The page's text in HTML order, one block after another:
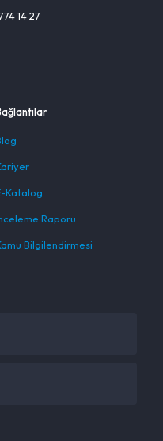
14 27
Katalog
Raporu
Bilgilendirmesi